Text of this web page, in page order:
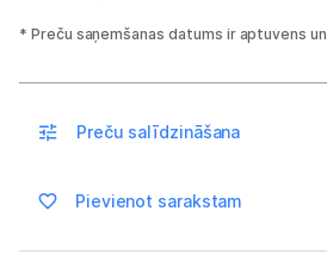
Datoru skaļruņi
Mikrofoni
Stacionārie datori un
Spēļu konsoles un
Datu nesēji
* Preču saņemšanas datums ir aptuvens
Preču salīdzināšana
Pievienot sarakstam